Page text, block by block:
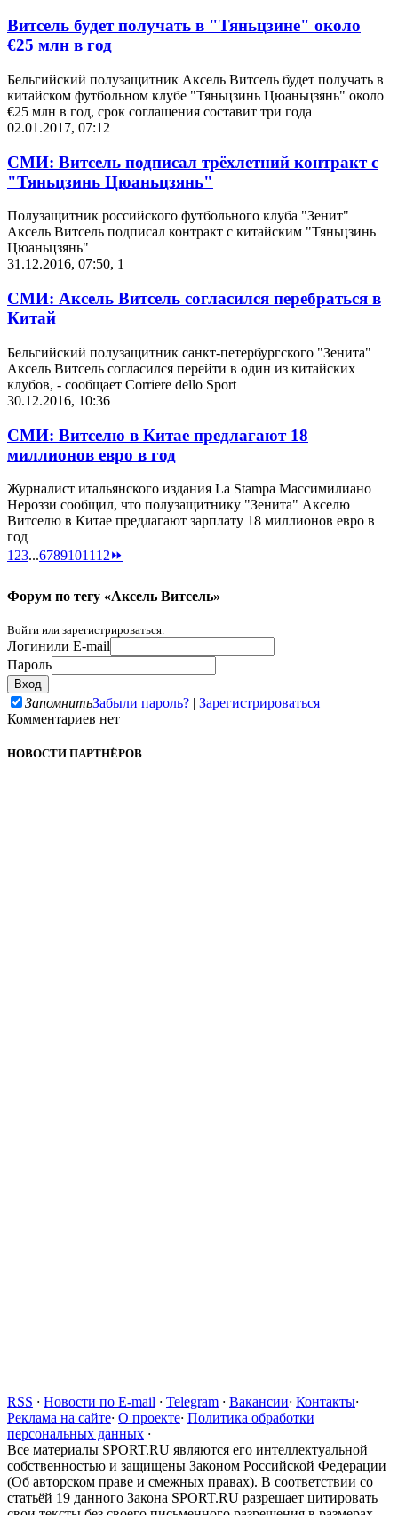
Витсель будет получать в "Тяньцзине" около
€25 млн в год
Бельгийский полузащитник Аксель Витсель будет получать в
китайском футбольном клубе "Тяньцзинь Цюаньцзянь" около
€25 млн в год, срок соглашения составит три года
02.01.2017, 07:12
СМИ: Витсель подписал трёхлетний контракт с
"Тяньцзинь Цюаньцзянь"
Полузащитник российского футбольного клуба "Зенит"
Аксель Витсель подписал контракт с китайским "Тяньцзинь
Цюаньцзянь"
31.12.2016, 07:50, 1
СМИ: Аксель Витсель согласился перебраться в
Китай
Бельгийский полузащитник санкт-петербургского "Зенита"
Аксель Витсель согласился перейти в один из китайских
клубов, - сообщает Corriere dello Sport
30.12.2016, 10:36
СМИ: Витселю в Китае предлагают 18
миллионов евро в год
Журналист итальянского издания La Stampa Массимилиано
Нероззи сообщил, что полузащитнику "Зенита" Акселю
Витселю в Китае предлагают зарплату 18 миллионов евро в
год
1 23...67891011 12⏩
Форум по тегу «Аксель Витсель»
Войти или зарегистрироваться.
Логинили E-mail
Пароль
ЗапомнитьЗабыли пароль? | Зарегистрироваться
Комментариев нет
НОВОСТИ ПАРТНЁРОВ
RSS · Новости по E-mail · Telegram · Вакансии· Контакты·
Реклама на сайте· О проекте· Политика обработки
персональных данных ·
Все материалы SPORT.RU являются его интеллектуальной
собственностью и защищены Законом Российской Федерации
(Об авторском праве и смежных правах). В соответствии со
статьёй 19 данного Закона SPORT.RU разрешает цитировать